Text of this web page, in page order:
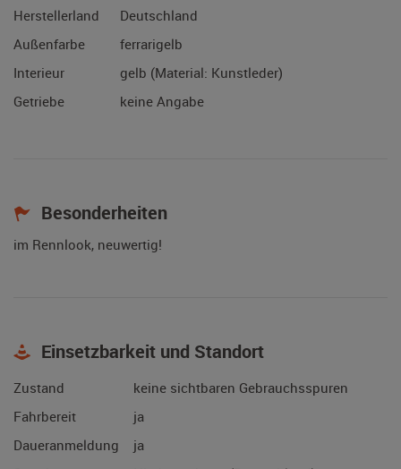
Herstellerland
Deutschland
Außenfarbe
ferrarigelb
Interieur
gelb (Material: Kunstleder)
Getriebe
keine Angabe
Besonderheiten
im Rennlook, neuwertig!
Einsetzbarkeit und Standort
Zustand
keine sichtbaren Gebrauchsspuren
Fahrbereit
ja
Daueranmeldung
ja